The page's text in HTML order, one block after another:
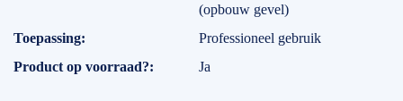
(opbouw gevel)
Toepassing
Professioneel gebruik
Product op voorraad?
Ja